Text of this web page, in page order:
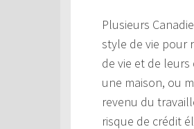
Plusieurs
style de vie pour
de vie et de
une maison, ou
revenu du
risque de crédit